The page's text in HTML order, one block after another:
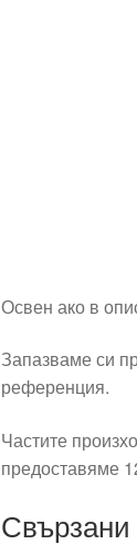
Освен ако в
Запазваме си
референция.
Частите
предоставяме
Свързани